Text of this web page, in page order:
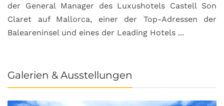
der General Manager des Luxushotels Castell Son
Claret auf Mallorca, einer der Top-Adressen der
Baleareninsel und eines der Leading Hotels ...
Galerien & Ausstellungen